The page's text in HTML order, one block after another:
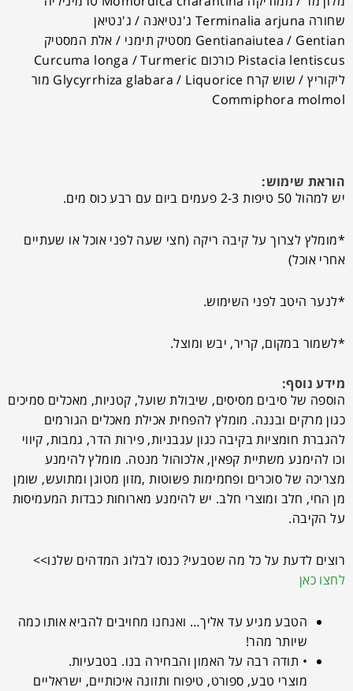
שחורה Terminalia arjuna ג'נטיאנה / ג'נטיאן
Gentianaiutea / Gentian מסטיק תימני / אלת המסטיק
Pistacia lentiscus כורכום Curcuma longa / Turmeric
ליקוריץ / שוש קרח Glycyrrhiza glabara / Liquorice מור
Commiphora molmol
הוראת שימוש:
יש למהול 50 טיפות 2-3 פעמים ביום עם רבע כוס מים.
*מומלץ לצרוך על קיבה ריקה (חצי שעה לפני אוכל או שעתיים
אחרי אוכל)
*לנער היטב לפני השימוש.
*לשמור במקום, קריר, יבש ומוצל.
מידע נוסף:
הוספה של סיבים מסיסים, שיבולת שועל, קטניות, מאכלים סמיכים
כגון מרקים ובננה. מומלץ להפחית אכילת מאכלים הגורמים
להגברת חומציות בקיבה כגון עגבניות, פירות הדר, גמבות, קיווי
וכו להימנע משתיית קפאין, אלכוהול מנטה. מומלץ להימנע
מצריכה של סוכרים ופחמימות פשוטות ,מזון מטוגן ומתועש, שומן
מן החי, חלב ומוצרי חלב. יש להימנע מארוחות כבדות המעמיסות
על הקיבה.
רוצים לדעת על כל מה שטבעי? כנסו לבלוג המדהים שלנו>>
לחצו כאן
הטבע מגיע עד אליך… ואנחנו מחויבים להביא אותו כמה
שיותר מהר!
• תודה רבה על האמון והבחירה בנו. בטבעיות.
מוצרי טבע, ספורט, טיפוח ותזונה איכותיים, ישראליים